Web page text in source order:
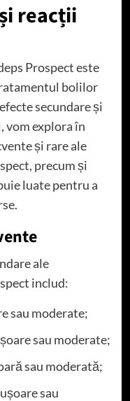
reacții
Prospect este
bolilor
secundare și
vom explora în
și rare ale
precum și
luate pentru a
ale
includ:
sau moderate;
sau moderate;
sau moderată;
sau